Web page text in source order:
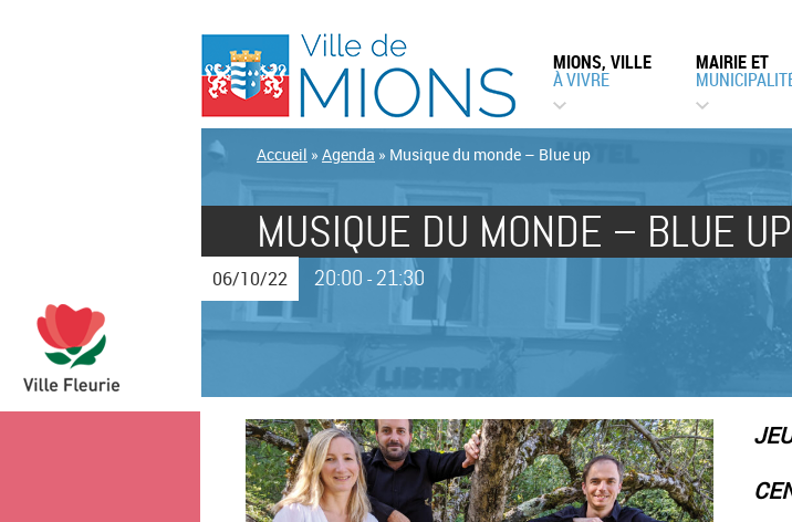
MIONS, VILLE
À VIVRE
MAIRIE ET
Accueil » Agenda » Musique du monde – Blue up
MUSIQUE DU MONDE – BLUE UP
06/10/22 20:00 -21:30